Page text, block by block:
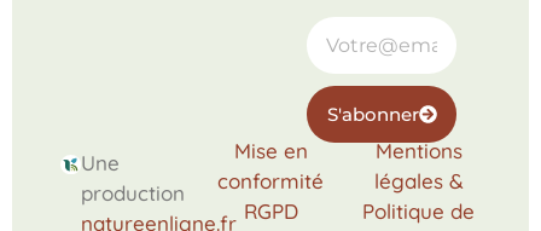
S'abonner
Une
production
natureenligne.fr
Mise en
conformité
RGPD
Mentions
légales &
Politique de